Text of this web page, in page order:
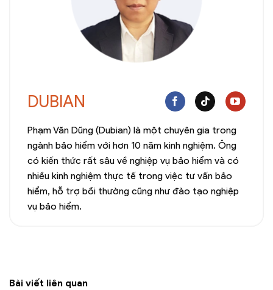
DUBIAN
Phạm Văn Dũng (Dubian) là một chuyên gia trong
ngành bảo hiểm với hơn 10 năm kinh nghiệm. Ông
có kiến thức rất sâu về nghiệp vụ bảo hiểm và có
nhiều kinh nghiệm thực tế trong việc tư vấn bảo
hiểm, hỗ trợ bồi thường cũng như đào tạo nghiệp
vụ bảo hiểm.
Bài viết liên quan